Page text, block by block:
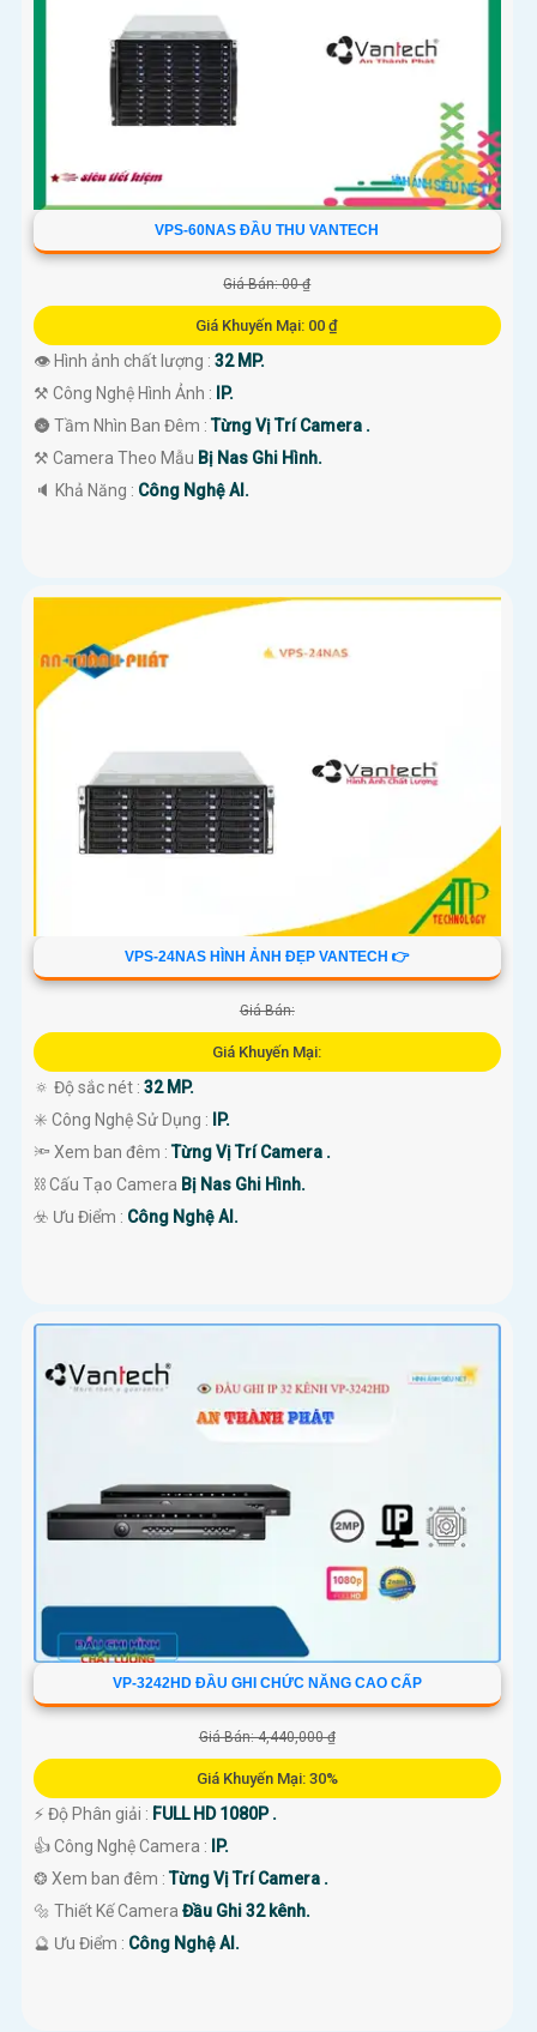
Hy vọng bạn sẽ thấy hài lòng với tư giới thiệu trên! Nếu có bất kỳ thắc
mắc hoặc yêu cầu khác, đừng ngần ngại để lại tin nhắn Cung cấp cho
công trình. Chúc bạn có một ngày tốt lành! 🌟📷
VPS-60NAS ĐẦU THU VANTECH
Giá Bán: 00 ₫
Giá Khuyến Mại: 00 ₫
👁 Hình ảnh chất lượng : 32 MP.
⚒ Công Nghệ Hình Ảnh :
IP.
🌚 Tầm Nhìn Ban Đêm :Từng Vị Trí Camera .
⚒ Camera Theo Mẫu Bị Nas Ghi Hình.
️🔈 Khả Năng : Công Nghệ AI.
VPS-24NAS HÌNH ẢNH ĐẸP VANTECH 👉
Giá Bán:
Giá Khuyến Mại:
🔅 Độ sắc nét : 32 MP.
✳️ Công Nghệ Sử Dụng :
IP.
🔦 Xem ban đêm :Từng Vị Trí Camera .
⛓ Cấu Tạo Camera Bị Nas Ghi Hình.
️☣️ Ưu Điểm : Công Nghệ AI.
VP-3242HD ĐẦU GHI CHỨC NĂNG CAO CẤP
Giá Bán: 4,440,000 ₫
Giá Khuyến Mại: 30%
️⚡ Độ Phân giải : FULL HD 1080P .
👍 Công Nghệ Camera :
IP.
❂ Xem ban đêm :Từng Vị Trí Camera .
🔩 Thiết Kế Camera Đầu Ghi 32 kênh.
️🔮 Ưu Điểm : Công Nghệ AI.